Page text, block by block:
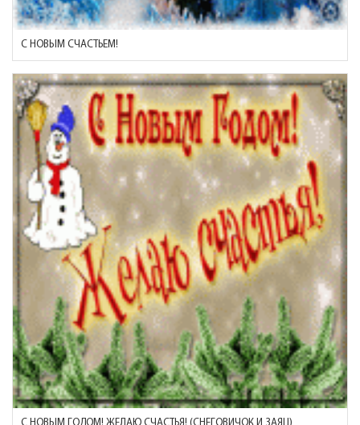
С НОВЫМ СЧАСТЬЕМ!
С НОВЫМ ГОДОМ! ЖЕЛАЮ СЧАСТЬЯ! (СНЕГОВИЧОК И ЗАЯЦ)